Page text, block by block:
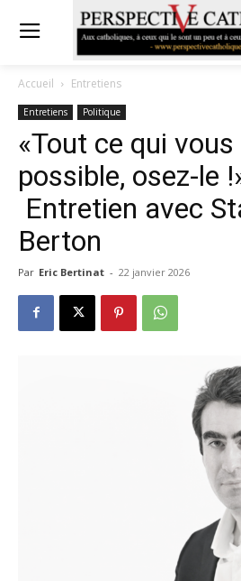
Accueil Entretiens
Entretiens Politique
«Tout ce qui
possible, osez-le
Entretien avec
Berton
Par Eric Bertinat - 22 janvier 2026